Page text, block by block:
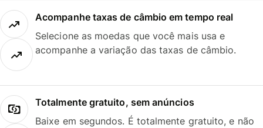
Acompanhe taxas de câmbio em tempo real
Selecione as moedas que você mais usa e
acompanhe a variação das taxas de câmbio.
Totalmente gratuito, sem anúncios
Baixe em segundos. É totalmente gratuito, e não